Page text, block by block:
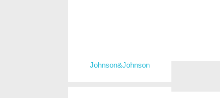
Johnson&Johnson